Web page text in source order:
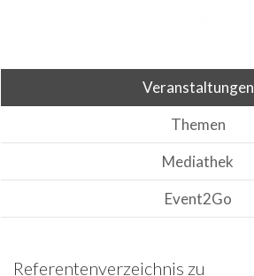
Veranstaltungen
Themen
Mediathek
Event2Go
Referentenverzeichnis zu